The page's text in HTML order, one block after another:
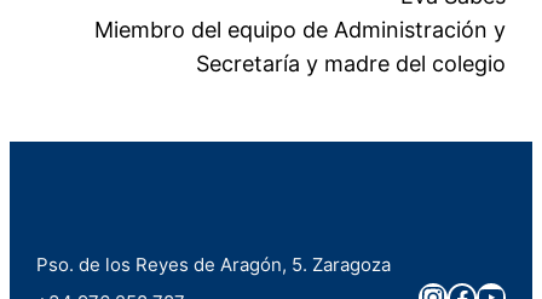
Miembro del equipo de Administración y
Secretaría y madre del colegio
Pso. de los Reyes de Aragón, 5. Zaragoza